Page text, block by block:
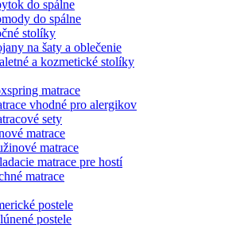
do spálne
do spálne
stolíky
na šaty a oblečenie
a kozmetické stolíky
matrace
vhodné pro alergikov
sety
matrace
matrace
matrace pre hostí
matrace
postele
postele